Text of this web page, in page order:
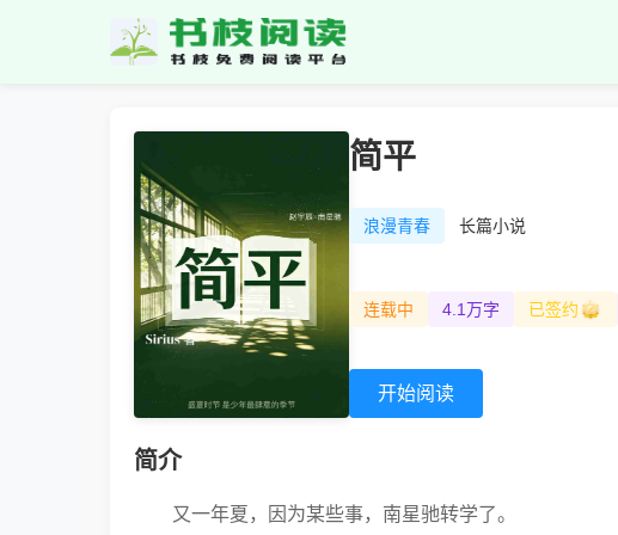
简平
浪漫青春 长篇小说
连载中 4.1万字 已签约
开始阅读
简介
又一年夏，因为某些事，南星驰转学了。